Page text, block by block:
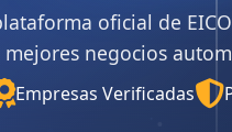
oficial de
mejores negocios
Empresas Verificadas